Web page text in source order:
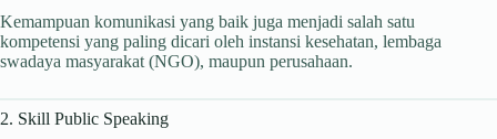
Kemampuan komunikasi yang baik juga menjadi salah satu
kompetensi yang paling dicari oleh instansi kesehatan, lembaga
swadaya masyarakat (NGO), maupun perusahaan.
2. Skill Public Speaking